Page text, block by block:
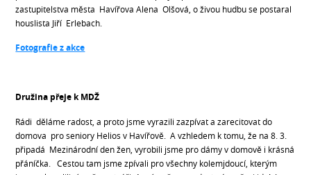
zastupitelstva města Havířova Alena Olšová, o živou hudbu se postaral
houslista Jiří Erlebach.
Fotografie z akce
Družina přeje k MDŽ
Rádi děláme radost, a proto jsme vyrazili zazpívat a zarecitovat do
domova pro seniory Helios v Havířově. A vzhledem k tomu, že na 8. 3.
připadá Mezinárodní den žen, vyrobili jsme pro dámy v domově i krásná
přáníčka. Cestou tam jsme zpívali pro všechny kolemjdoucí, kterým